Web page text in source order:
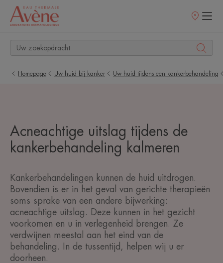
Homepage Uw huid bij kanker Uw huid tijdens een kankerbehandeling
Acneachtige uitslag tijdens de
kankerbehandeling kalmeren
Kankerbehandelingen kunnen de huid uitdrogen.
Bovendien is er in het geval van gerichte therapieën
soms sprake van een andere bijwerking:
acneachtige uitslag. Deze kunnen in het gezicht
voorkomen en u in verlegenheid brengen. Ze
verdwijnen meestal aan het eind van de
behandeling. In de tussentijd, helpen wij u er
doorheen.